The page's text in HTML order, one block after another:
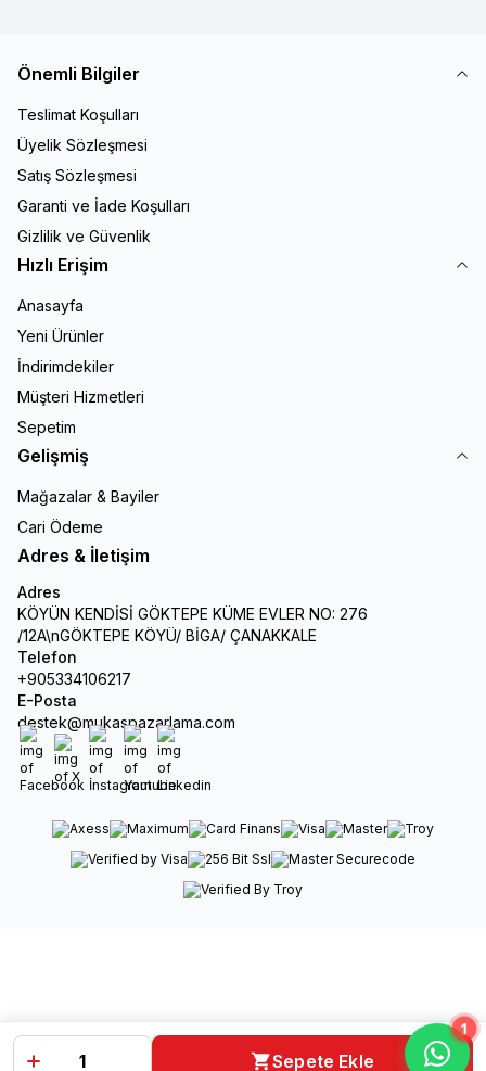
1
Sepete Ekle
Önemli Bilgiler
Teslimat Koşulları
Üyelik Sözleşmesi
Satış Sözleşmesi
Garanti ve İade Koşulları
Gizlilik ve Güvenlik
Hızlı Erişim
Anasayfa
Yeni Ürünler
İndirimdekiler
Müşteri Hizmetleri
Sepetim
Gelişmiş
Mağazalar & Bayiler
Cari Ödeme
Adres & İletişim
Adres
KÖYÜN KENDİSİ GÖKTEPE KÜME EVLER NO: 276
/12A\nGÖKTEPE KÖYÜ/ BİGA/ ÇANAKKALE
Telefon
+905334106217
E-Posta
destek@mukaspazarlama.com
Facebook
X İnstagram
Youtube